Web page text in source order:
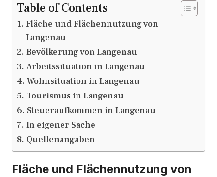
Table of Contents
Fläche und Flächennutzung von
Langenau
Bevölkerung von Langenau
Arbeitssituation in Langenau
Wohnsituation in Langenau
Tourismus in Langenau
Steueraufkommen in Langenau
In eigener Sache
Quellenangaben
Fläche und Flächennutzung von